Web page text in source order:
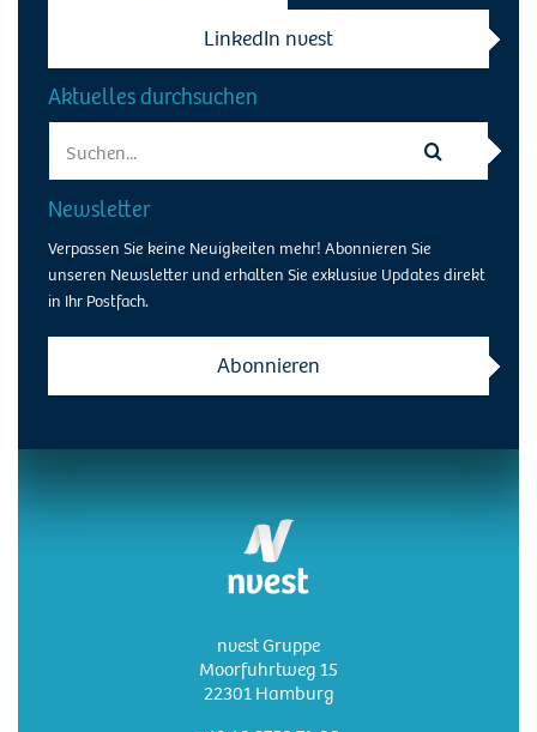
LinkedIn nvest
Aktuelles durchsuchen
for:
Newsletter
Verpassen Sie keine Neuigkeiten mehr! Abonnieren Sie
unseren Newsletter und erhalten Sie exklusive Updates direkt
in Ihr Postfach.
Abonnieren
nvest Gruppe
Moorfuhrtweg 15
22301 Hamburg